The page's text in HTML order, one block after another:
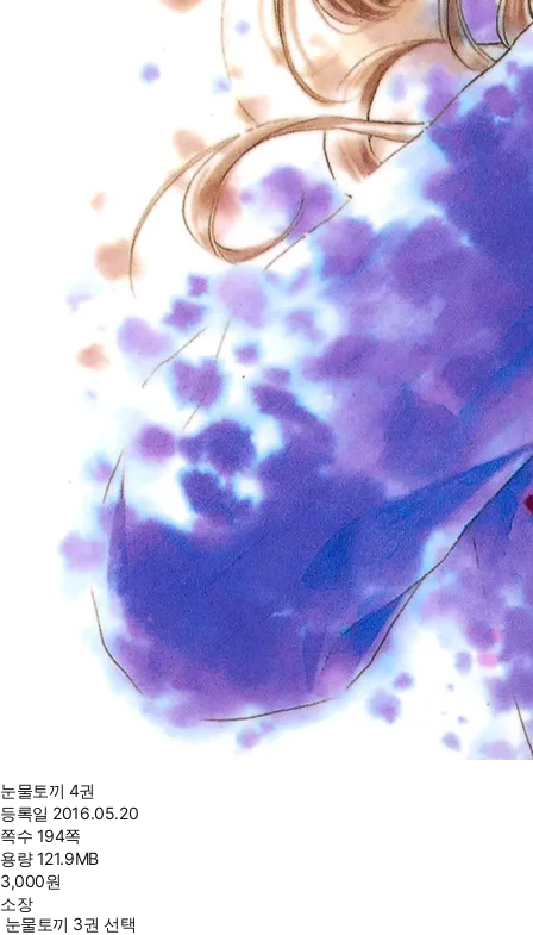
눈물토끼 4권
등록일 2016.05.20
쪽수 194쪽
용량121.9MB
3,000원
소장
눈물토끼 3권 선택